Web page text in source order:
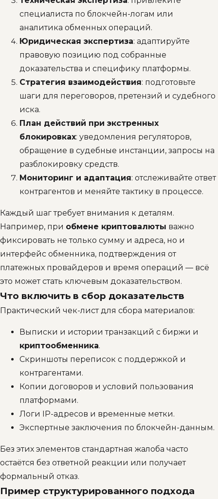
специалиста по блокчейн-логам или
аналитика обменных операций.
Юридическая экспертиза: адаптируйте
правовую позицию под собранные
доказательства и специфику платформы.
Стратегия взаимодействия: подготовьте
шаги для переговоров, претензий и судебного
иска.
План действий при экстренных
блокировках: уведомления регуляторов,
обращение в судебные инстанции, запросы на
разблокировку средств.
Мониторинг и адаптация: отслеживайте ответ
контрагентов и меняйте тактику в процессе.
Каждый шаг требует внимания к деталям.
Например, при обмене криптовалюты важно
фиксировать не только сумму и адреса, но и
интерфейс обменника, подтверждения от
платежных провайдеров и время операций — всё
это может стать ключевым доказательством.
Что включить в сбор доказательств
Практический чек-лист для сбора материалов:
Выписки и истории транзакций с биржи и
криптообменника.
Скриншоты переписок с поддержкой и
контрагентами.
Копии договоров и условий пользования
платформами.
Логи IP-адресов и временные метки.
Экспертные заключения по блокчейн-данным.
Без этих элементов стандартная жалоба часто
остаётся без ответной реакции или получает
формальный отказ.
Пример структурированного подхода